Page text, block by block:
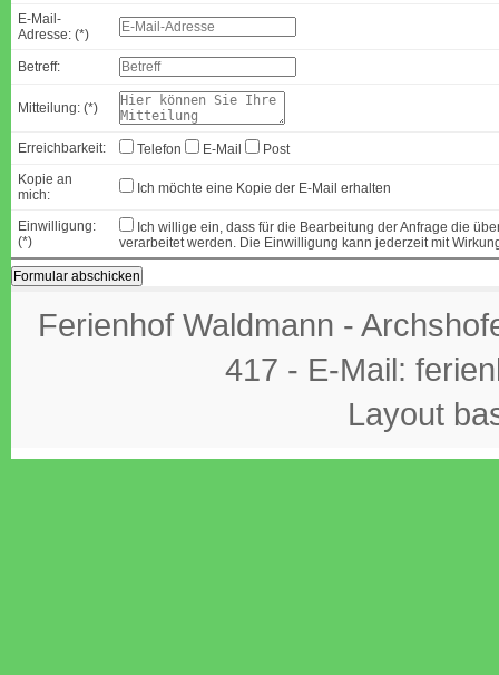
E-Mail-
Adresse: (*)
Betreff:
Mitteilung: (*)
Erreichbarkeit: Telefon E-Mail
Post
Kopie an
mich:
Ich möchte eine Kopie der E-Mail erhalten
Einwilligung:
(*)
Ich willige ein, dass für die Bearbeitung der Anfrage die
verarbeitet werden. Die Einwilligung kann jederzeit mit
Ferienhof Waldmann -
417 - E-Mail:
Layout